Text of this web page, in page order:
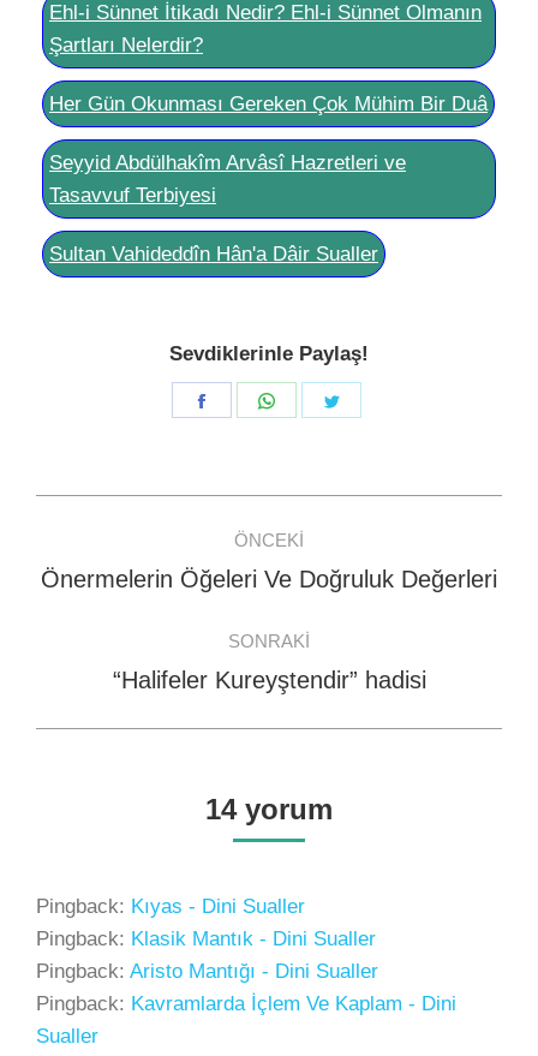
Ehl-i Sünnet İtikadı Nedir? Ehl-i Sünnet Olmanın
Şartları Nelerdir?
Her Gün Okunması Gereken Çok Mühim Bir Duâ
Seyyid Abdülhakîm Arvâsî Hazretleri ve
Tasavvuf Terbiyesi
Sultan Vahideddîn Hân'a Dâir Sualler
Sevdiklerinle Paylaş!
Share
Share
navigation
ÖNCEKI
Previous
Önermelerin Öğeleri Ve Doğruluk Değerleri
SONRAKI
Next
“Halifeler Kureyştendir” hadisi
14 yorum
Pingback: Kıyas - Dini Sualler
Pingback: Klasik Mantık - Dini Sualler
Pingback: Aristo Mantığı - Dini Sualler
Pingback: Kavramlarda İçlem Ve Kaplam - Dini
Sualler